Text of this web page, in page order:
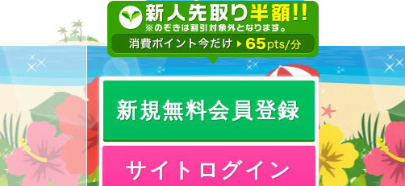
新規無料会員登録
サイトログイン